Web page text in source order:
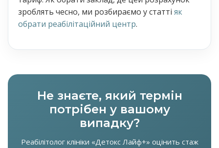
зроблять чесно, ми розбираємо у статті як
обрати реабілітаційний центр.
Не знаєте, який термін
потрібен у вашому
випадку?
Реабілітолог клініки «Детокс Лайф+» оцінить стаж